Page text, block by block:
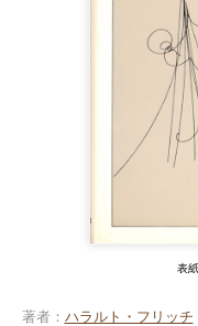
表紙
著者 ハラルト・フリッチ